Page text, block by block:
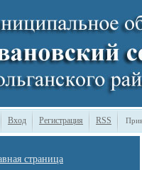
Вход Регистрация RSS
страница